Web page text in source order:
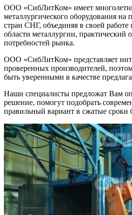
ООО «СибЛитКом» имеет
металлургического оборудования на
стран СНГ, объединяя в своей
области металлургии, практический
потребностей рынка.
ООО «СибЛитКом» представляет
проверенных производителей,
быть уверенными в качестве
Наши специалисты предложат Вам
решение, помогут подобрать
правильный вариант в сжатые сроки